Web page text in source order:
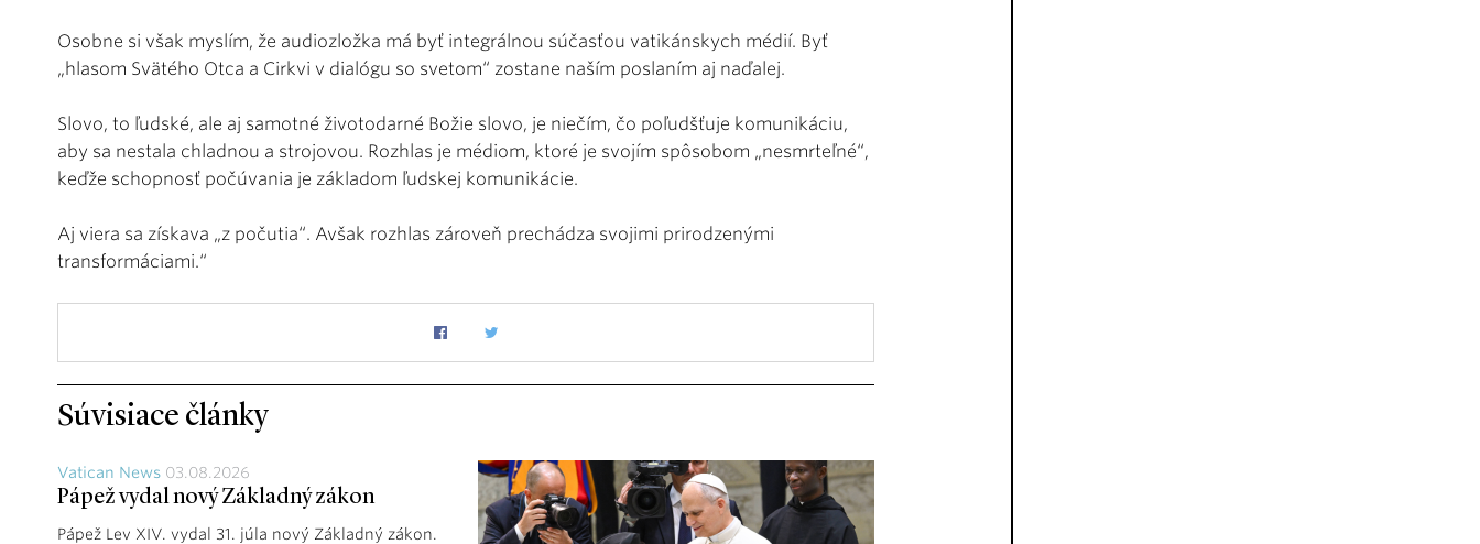
Osobne si však myslím, že audiozložka má byť integrálnou súčasťou vatikánskych médií. Byť
„hlasom Svätého Otca a Cirkvi v dialógu so svetom“ zostane naším poslaním aj naďalej.
Slovo, to ľudské, ale aj samotné životodarné Božie slovo, je niečím, čo poľudšťuje komunikáciu,
aby sa nestala chladnou a strojovou. Rozhlas je médiom, ktoré je svojím spôsobom „nesmrteľné“,
keďže schopnosť počúvania je základom ľudskej komunikácie.
Aj viera sa získava „z počutia“. Avšak rozhlas zároveň prechádza svojimi prirodzenými
transformáciami.“
Súvisiace články
Vatican News 03.08.2026
Pápež vydal nový Základný zákon
Pápež Lev XIV. vydal 31. júla nový Základný zákon.